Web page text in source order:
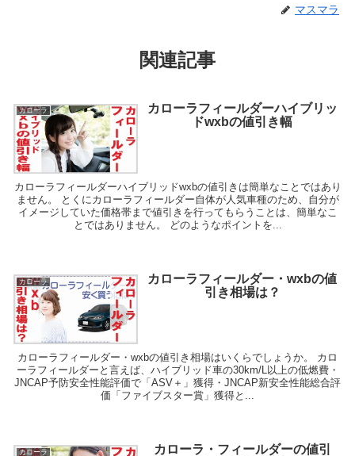
マスマラ
関連記事
カローラ
カローラフィールダーハイブリッ
ドwxbの値引き幅
カローラフィールダーハイブリッドwxbの値引きは簡単なことではあり
ません。 とくにカローラフィールダー自体が人気車種のため、自分が
イメージしていた価格帯まで値引きを行ってもらうことは、簡単なこ
とではありません。 どのようなポイントを...
カローラ
カローラフィールダー・wxbの値
引き相場は？
カローラフィールダー・wxbの値引き相場はいくらでしょうか。 カロ
ーラフィールダーと言えば、ハイブリッド車の30km/L以上の低燃費・
JNCAP予防安全性能評価で「ASV＋」獲得・JNCAP新安全性能総合評
価「ファイブスター賞」獲得と...
カローラ
カローラ・フィールダーの値引